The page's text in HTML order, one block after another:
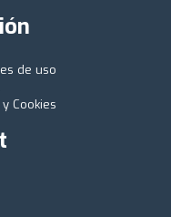
de uso
Cookies